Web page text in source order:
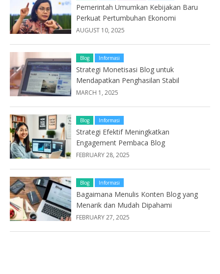
Pemerintah Umumkan Kebijakan Baru
Perkuat Pertumbuhan Ekonomi
AUGUST 10, 2025
Blog Informasi
Strategi Monetisasi Blog untuk
Mendapatkan Penghasilan Stabil
MARCH 1, 2025
Blog Informasi
Strategi Efektif Meningkatkan
Engagement Pembaca Blog
FEBRUARY 28, 2025
Blog Informasi
Bagaimana Menulis Konten Blog yang
Menarik dan Mudah Dipahami
FEBRUARY 27, 2025